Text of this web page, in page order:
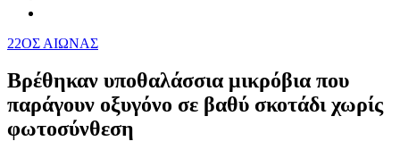
22ΟΣ ΑΙΩΝΑΣ
Βρέθηκαν υποθαλάσσια μικρόβια που
παράγουν οξυγόνο σε βαθύ σκοτάδι χωρίς
φωτοσύνθεση